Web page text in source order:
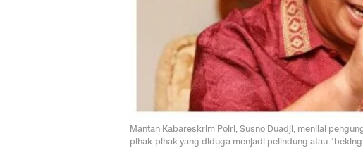
Mantan Kabareskrim Polri, Susno Duadji, menilai
pihak-pihak yang diduga menjadi pelindung atau